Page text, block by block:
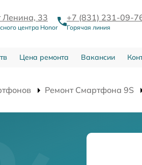
Ленина, 33
центра Honor
+7 (831) 231-09-
Горячая линия
Цена ремонта Вакансии
Ремонт Смартфона 9S